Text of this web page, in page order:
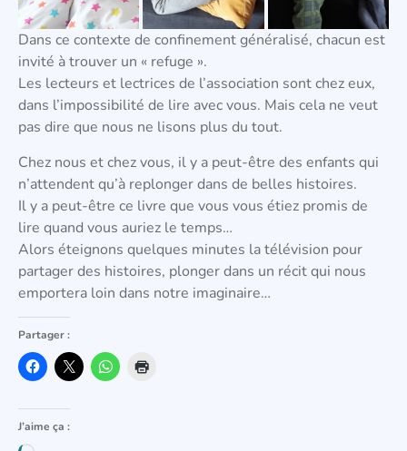
Dans ce contexte de confinement généralisé, chacun est
invité à trouver un « refuge ».
Les lecteurs et lectrices de l’association sont chez eux,
dans l’impossibilité de lire avec vous. Mais cela ne veut
pas dire que nous ne lisons plus du tout.
Chez nous et chez vous, il y a peut-être des enfants qui
n’attendent qu’à replonger dans de belles histoires.
Il y a peut-être ce livre que vous vous étiez promis de
lire quand vous auriez le temps…
Alors éteignons quelques minutes la télévision pour
partager des histoires, plonger dans un récit qui nous
emportera loin dans notre imaginaire…
Partager :
J’aime ça :